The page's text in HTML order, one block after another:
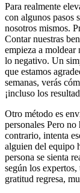
Para realmente
con algunos pasos
nosotros mismos.
Contar nuestras
empieza a moldear
lo negativo. Un
que estamos
semanas, verás
¡incluso los
Otro método es
personales Pero
contrario, intenta
alguien del equipo
persona se sienta
según los
gratitud regresa,